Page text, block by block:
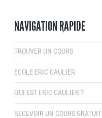
NAVIGATION RAPIDE
TROUVER UN COURS
ECOLE ERIC CAULIER
QUI EST ERIC CAULIER ?
RECEVOIR UN COURS GRATUIT